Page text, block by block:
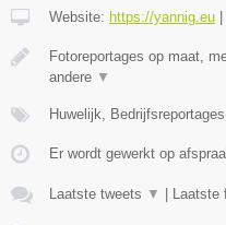
Website: https://yannig.eu
Fotoreportages op maat,
andere ▼
Huwelijk,
Er wordt gewerkt op
Laatste tweets ▼ Laatste